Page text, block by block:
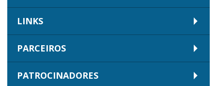
LINKS
PARCEIROS
PATROCINADORES